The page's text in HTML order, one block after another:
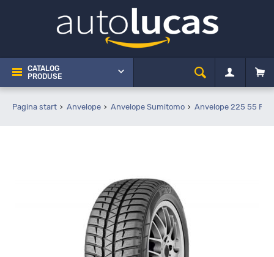
CATALOG
PRODUSE
Pagina start Anvelope Anvelope Sumitomo Anvelope 225 55 R16